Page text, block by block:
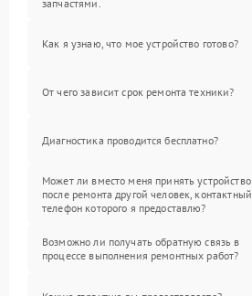
запчастями.
Как я узнаю, что мое устройство готово?
От чего зависит срок ремонта техники?
Диагностика проводится бесплатно?
Может ли вместо меня принять устройство
после ремонта другой человек, контактный
телефон которого я предоставлю?
Возможно ли получать обратную связь в
процессе выполнения ремонтных работ?